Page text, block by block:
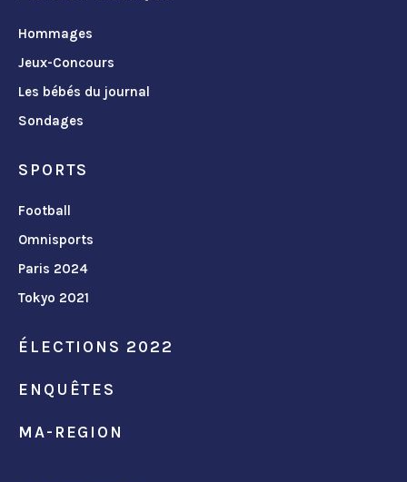
Hommages
Jeux-Concours
Les bébés du journal
Sondages
SPORTS
Football
Omnisports
Paris 2024
Tokyo 2021
ÉLECTIONS 2022
ENQUÊTES
MA-REGION